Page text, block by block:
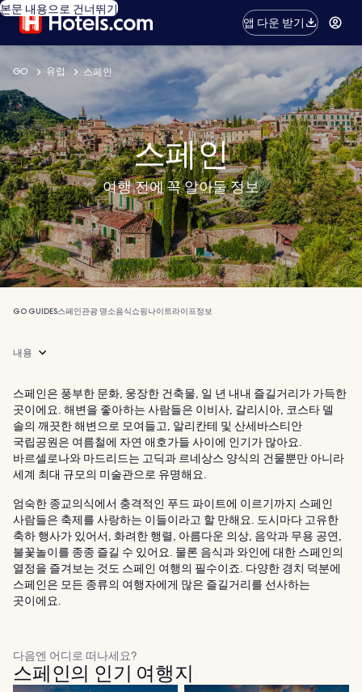
본문 내용으로 건너뛰기
앱 다운 받기
GO 유럽 스페인
스페인
여행 전에 꼭 알아둘 정보
GO GUIDES스페인관광 명소음식쇼핑나이트라이프정보
내용
스페인은 풍부한 문화, 웅장한 건축물, 일 년 내내 즐길거리가 가득한
곳이에요. 해변을 좋아하는 사람들은 이비사, 갈리시아, 코스타 델
솔의 깨끗한 해변으로 모여들고, 알리칸테 및 산세바스티안
국립공원은 여름철에 자연 애호가들 사이에 인기가 많아요.
바르셀로나와 마드리드는 고딕과 르네상스 양식의 건물뿐만 아니라
세계 최대 규모의 미술관으로 유명해요.
엄숙한 종교의식에서 충격적인 푸드 파이트에 이르기까지 스페인
사람들은 축제를 사랑하는 이들이라고 할 만해요. 도시마다 고유한
축하 행사가 있어서, 화려한 행렬, 아름다운 의상, 음악과 무용 공연,
불꽃놀이를 종종 즐길 수 있어요. 물론 음식과 와인에 대한 스페인의
열정을 즐겨보는 것도 스페인 여행의 필수이죠. 다양한 경치 덕분에
스페인은 모든 종류의 여행자에게 많은 즐길거리를 선사하는
곳이에요.
다음엔 어디로 떠나세요?
스페인의 인기 여행지